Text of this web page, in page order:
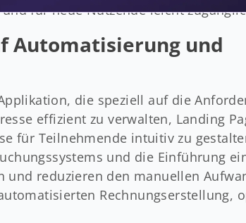
für neue Nutzende leicht
Automatisierung und
die speziell auf die
effizient zu verwalten, Landing
für Teilnehmende intuitiv zu
und die Einführung
reduzieren den manuellen
Rechnungserstellung,